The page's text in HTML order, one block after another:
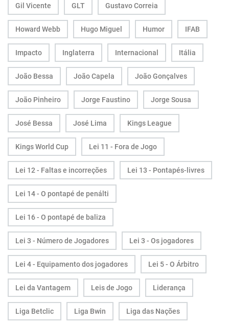
Gil Vicente GLT Gustavo Correia
Howard Webb Hugo Miguel Humor IFAB
Impacto Inglaterra Internacional Itália
João Bessa João Capela João Gonçalves
João Pinheiro Jorge Faustino Jorge Sousa
José Bessa José Lima Kings League
Kings World Cup Lei 11 - Fora de Jogo
Lei 12 - Faltas e incorreções Lei 13 - Pontapés-livres
Lei 14 - O pontapé de penálti
Lei 16 - O pontapé de baliza
Lei 3 - Número de Jogadores Lei 3 - Os jogadores
Lei 4 - Equipamento dos jogadores Lei 5 - O Árbitro
Lei da Vantagem Leis de Jogo Liderança
Liga Betclic Liga Bwin Liga das Nações